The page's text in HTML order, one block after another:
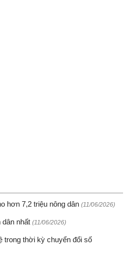
hơn 7,2 triệu nông dân (11/06/2026)
nhất (11/06/2026)
trong thời kỳ chuyển đổi số